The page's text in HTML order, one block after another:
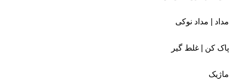
مداد | مداد نوکی
پاک کن | غلط گیر
ماژیک